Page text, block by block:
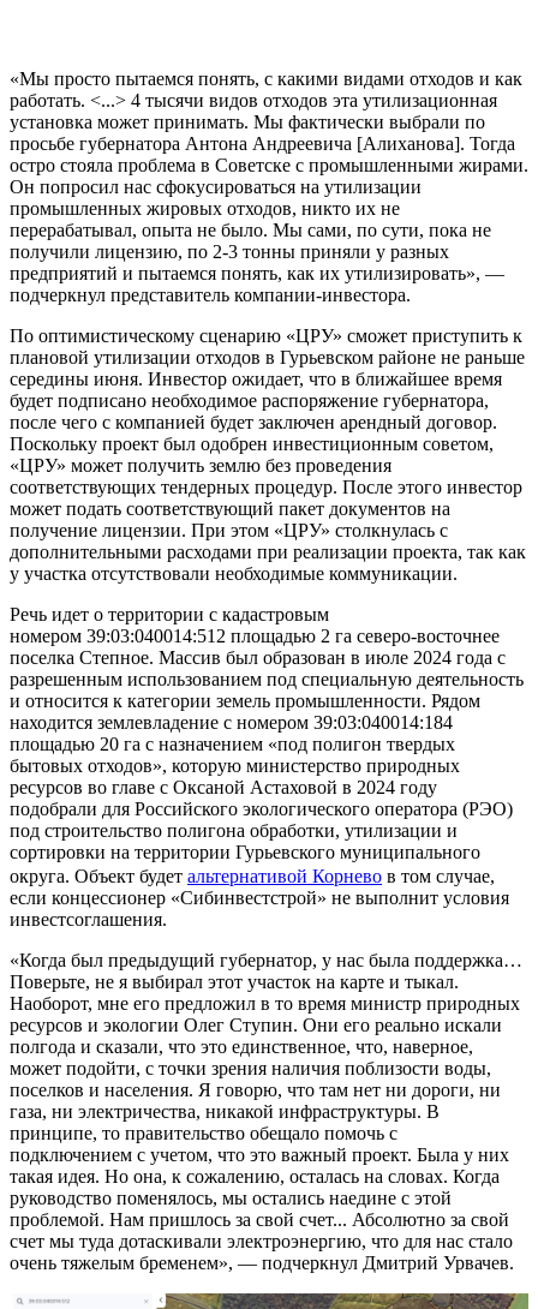
«Мы просто пытаемся понять, с какими видами отходов и как
работать. <...> 4 тысячи видов отходов эта утилизационная
установка может принимать. Мы фактически выбрали по
просьбе губернатора Антона Андреевича [Алиханова]. Тогда
остро стояла проблема в Советске с промышленными жирами.
Он попросил нас сфокусироваться на утилизации
промышленных жировых отходов, никто их не
перерабатывал, опыта не было. Мы сами, по сути, пока не
получили лицензию, по 2-3 тонны приняли у разных
предприятий и пытаемся понять, как их утилизировать», —
подчеркнул представитель компании-инвестора.
По оптимистическому сценарию «ЦРУ» сможет приступить к
плановой утилизации отходов в Гурьевском районе не раньше
середины июня. Инвестор ожидает, что в ближайшее время
будет подписано необходимое распоряжение губернатора,
после чего с компанией будет заключен арендный договор.
Поскольку проект был одобрен инвестиционным советом,
«ЦРУ» может получить землю без проведения
соответствующих тендерных процедур. После этого инвестор
может подать соответствующий пакет документов на
получение лицензии. При этом «ЦРУ» столкнулась с
дополнительными расходами при реализации проекта, так как
у участка отсутствовали необходимые коммуникации.
Речь идет о территории с кадастровым
номером 39:03:040014:512 площадью 2 га северо-восточнее
поселка Степное. Массив был образован в июле 2024 года с
разрешенным использованием под специальную деятельность
и относится к категории земель промышленности. Рядом
находится землевладение с номером 39:03:040014:184
площадью 20 га с назначением «под полигон твердых
бытовых отходов», которую министерство природных
ресурсов во главе с Оксаной Астаховой в 2024 году
подобрали для Российского экологического оператора (РЭО)
под строительство полигона обработки, утилизации и
сортировки на территории Гурьевского муниципального
округа. Объект будет альтернативой Корнево в том случае,
если концессионер «Сибинвестстрой» не выполнит условия
инвестсоглашения.
«Когда был предыдущий губернатор, у нас была поддержка…
Поверьте, не я выбирал этот участок на карте и тыкал.
Наоборот, мне его предложил в то время министр природных
ресурсов и экологии Олег Ступин. Они его реально искали
полгода и сказали, что это единственное, что, наверное,
может подойти, с точки зрения наличия поблизости воды,
поселков и населения. Я говорю, что там нет ни дороги, ни
газа, ни электричества, никакой инфраструктуры. В
принципе, то правительство обещало помочь с
подключением с учетом, что это важный проект. Была у них
такая идея. Но она, к сожалению, осталась на словах. Когда
руководство поменялось, мы остались наедине с этой
проблемой. Нам пришлось за свой счет... Абсолютно за свой
счет мы туда дотаскивали электроэнергию, что для нас стало
очень тяжелым бременем», — подчеркнул Дмитрий Урвачев.